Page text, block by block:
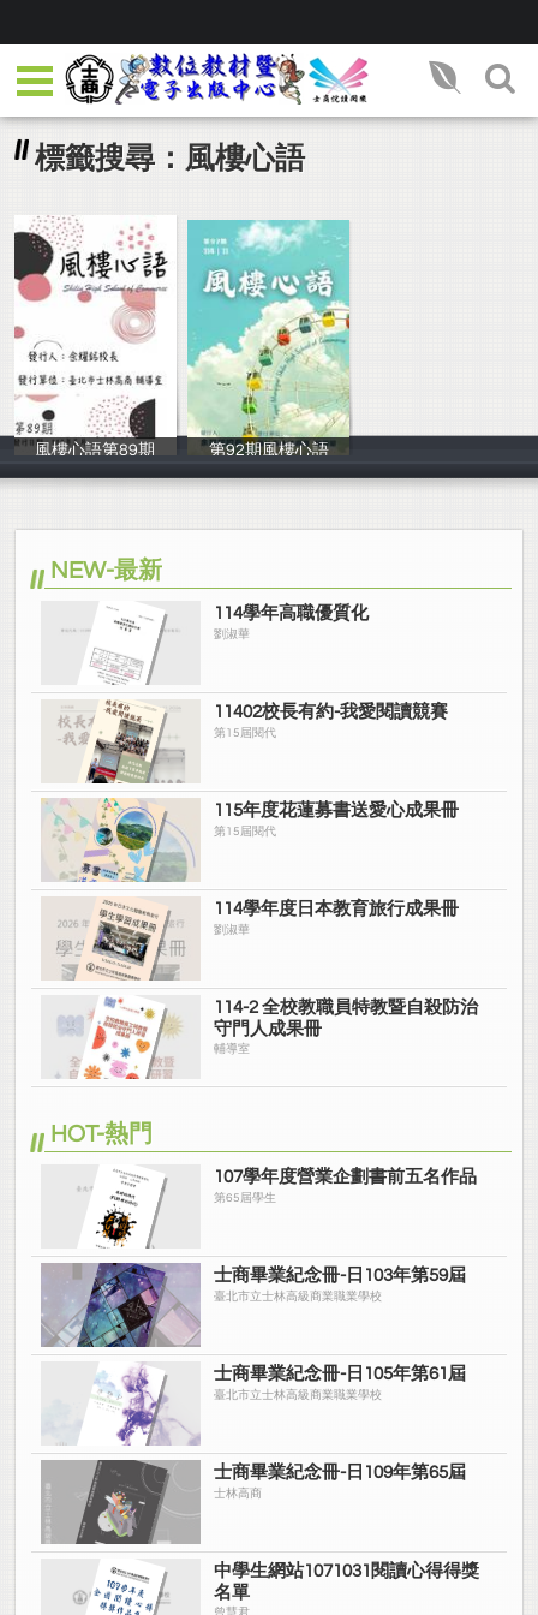
標籤搜尋：風樓心語
風樓心語第89期
洪慧婷
第92期風樓心語
洪慧婷
NEW-最新
114學年高職優質化
劉淑華
11402校長有約-我愛閱讀競賽
第15屆閱代
115年度花蓮募書送愛心成果冊
第15屆閱代
114學年度日本教育旅行成果冊
劉淑華
114-2 全校教職員特教暨自殺防治
守門人成果冊
輔導室
HOT-熱門
107學年度營業企劃書前五名作品
第65屆學生
士商畢業紀念冊-日103年第59屆
臺北市立士林高級商業職業學校
士商畢業紀念冊-日105年第61屆
臺北市立士林高級商業職業學校
士商畢業紀念冊-日109年第65屆
士林高商
中學生網站1071031閱讀心得得獎
名單
曾慧君